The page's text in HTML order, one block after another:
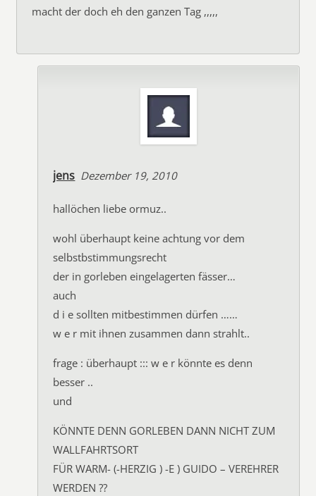
macht der doch eh den ganzen Tag ,,,,,
jens Dezember 19, 2010
hallöchen liebe ormuz..
wohl überhaupt keine achtung vor dem
selbstbstimmungsrecht
der in gorleben eingelagerten fässer…
auch
d i e sollten mitbestimmen dürfen ……
w e r mit ihnen zusammen dann strahlt..
frage : überhaupt ::: w e r könnte es denn
besser ..
und
KÖNNTE DENN GORLEBEN DANN NICHT ZUM
WALLFAHRTSORT
FÜR WARM- (-HERZIG ) -E ) GUIDO – VEREHRER
WERDEN ??